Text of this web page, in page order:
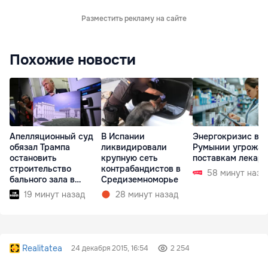
Разместить рекламу на сайте
Похожие новости
Апелляционный суд
обязал Трампа
остановить
строительство
бального зала в
Белом доме
19 минут назад
В Испании
ликвидировали
крупную сеть
контрабандистов в
Средиземноморье
28 минут назад
Энергокризис в
Румынии
поставкам
58 минут
Realitatea 24 декабря 2015, 16:54 2 254